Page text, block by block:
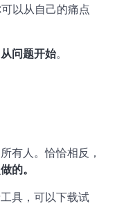
以从自己的痛点
从问题开始。
有人。恰恰相反，
的。
具，可以下载试